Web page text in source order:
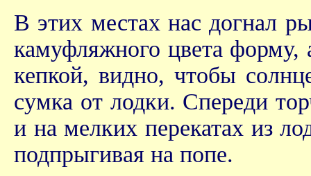
В этих местах нас догнал
камуфляжного цвета форму,
кепкой, видно, чтобы
сумка от лодки. Спереди
и на мелких перекатах из
подпрыгивая на попе.